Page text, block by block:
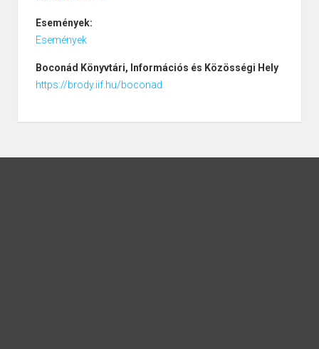
Események:
Események
Boconád Könyvtári, Információs és Közösségi Hely
https://brody.iif.hu/boconad